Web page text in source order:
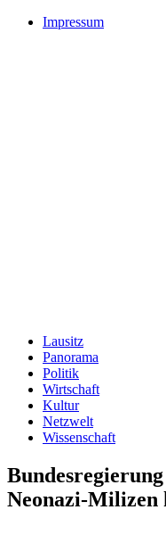
Impressum
Lausitz
Panorama
Politik
Wirtschaft
Kultur
Netzwelt
Wissenschaft
Neonazi-